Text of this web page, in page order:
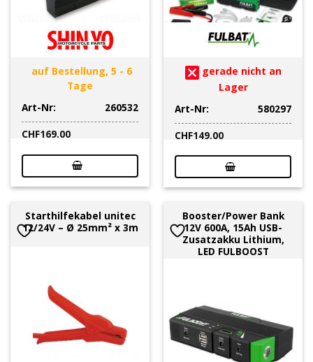
auf Bestellung, 5 - 6
Tage
Art-Nr:
260532
CHF169.00
gerade nicht an
Lager
Art-Nr:
580297
CHF149.00
Starthilfekabel unitec
12/24V – Ø 25mm² x 3m
Booster/Power Bank
12V 600A, 15Ah USB-
Zusatzakku Lithium,
LED FULBOOST